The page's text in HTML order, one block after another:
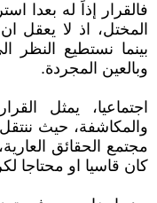
فالقرار إذاً له بعدا
المختل، اذ لا يعقل
بينما نستطيع النظر
وبالعين المجردة.
اجتماعيا، يمثل
والمكاشفة، حيث
مجتمع الحقائق
كان قاسيا او محتاجا